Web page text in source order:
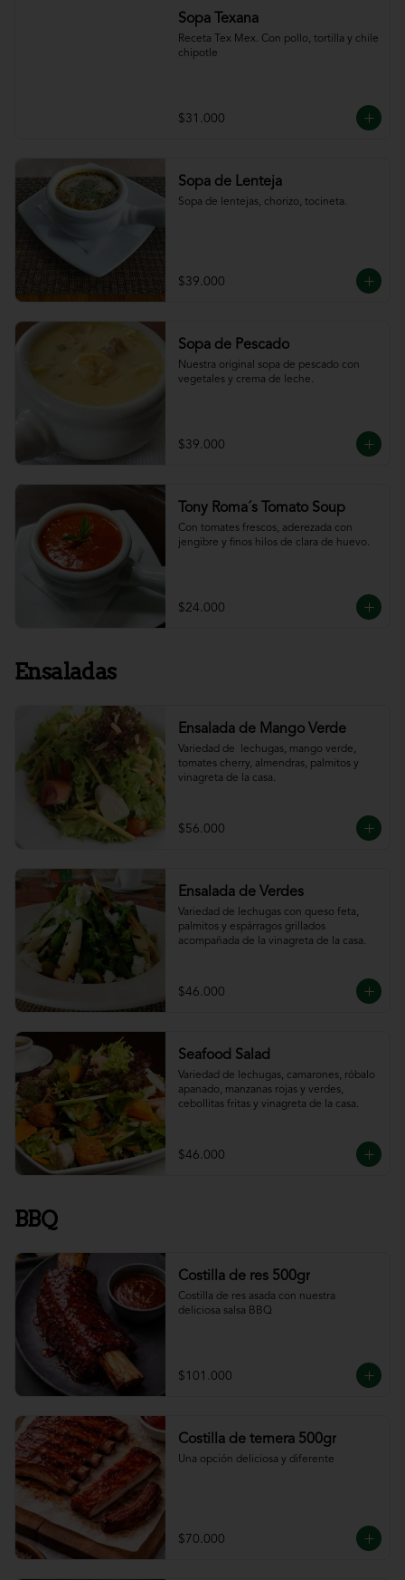
Sopa Texana
Receta Tex Mex. Con pollo, tortilla y chile
chipotle
$31.000
Sopa de Lenteja
Sopa de lentejas, chorizo, tocineta.
$39.000
Sopa de Pescado
Nuestra original sopa de pescado con
vegetales y crema de leche.
$39.000
Tony Roma´s Tomato Soup
Con tomates frescos, aderezada con
jengibre y finos hilos de clara de huevo.
$24.000
Ensaladas
Ensalada de Mango Verde
Variedad de  lechugas, mango verde,
tomates cherry, almendras, palmitos y
vinagreta de la casa.
$56.000
Ensalada de Verdes
Variedad de lechugas con queso feta,
palmitos y espárragos grillados
acompañada de la vinagreta de la casa.
$46.000
Seafood Salad
Variedad de lechugas, camarones, róbalo
apanado, manzanas rojas y verdes,
cebollitas fritas y vinagreta de la casa.
$46.000
BBQ
Costilla de res 500gr
Costilla de res asada con nuestra
deliciosa salsa BBQ
$101.000
Costilla de ternera 500gr
Una opción deliciosa y diferente
$70.000